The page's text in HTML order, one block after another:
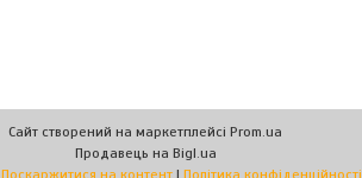
Сайт створений на маркетплейсі Prom.ua
Продавець на Bigl.ua
Поскаржитися на контент | Політика конфіденційності